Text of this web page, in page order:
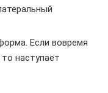
Если вовремя
наступает